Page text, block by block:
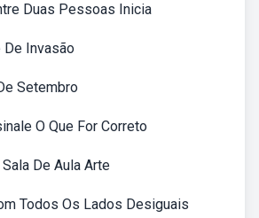
Duas Pessoas Inicia
De Invasão
Setembro
O Que For Correto
De Aula Arte
Todos Os Lados Desiguais